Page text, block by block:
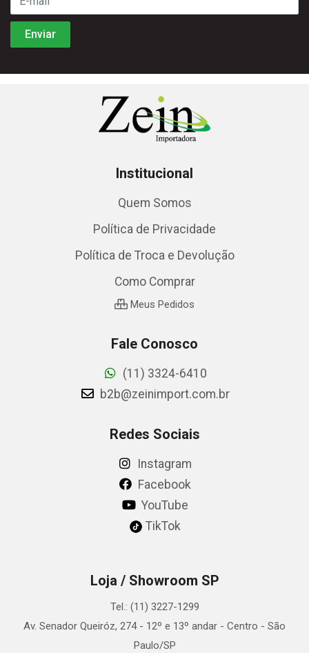
Institucional
Quem Somos
Política de Privacidade
Política de Troca e Devolução
Como Comprar
Meus Pedidos
Fale Conosco
(11) 3324-6410
b2b@zeinimport.com.br
Redes Sociais
Instagram
Facebook
YouTube
TikTok
Loja / Showroom SP
Tel.: (11) 3227-1299
Av. Senador Queiróz, 274 - 12º e 13º andar - Centro - São
Paulo/SP